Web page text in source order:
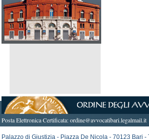
Posta Elettronica Certificata:ordine@avvocatibari.legalmail.it
Palazzo di Giustizia - Piazza De Nicola - 70123 Bari